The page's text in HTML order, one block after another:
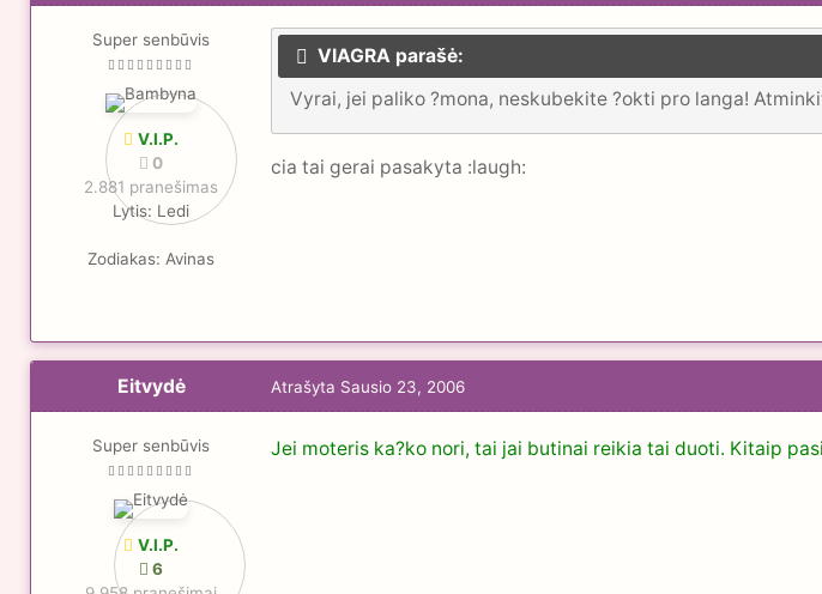
Super senbūvis
V.I.P.
0
2.881 pranešimas
Lytis: Ledi
Zodiakas: Avinas
VIAGRA parašė:
Vyrai, jei paliko ?mona, neskubekite ?okti pro langa!
cia tai gerai pasakyta :laugh:
Eitvydė
Super senbūvis
V.I.P.
6
Atrašyta Sausio 23, 2006
Jei moteris ka?ko nori, tai jai butinai reikia tai duoti. Kitaip